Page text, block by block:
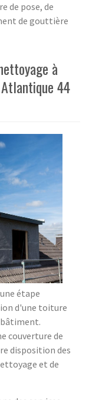
de pose, de
de gouttière
à
44
étape
d'une toiture
couverture de
disposition des
et de